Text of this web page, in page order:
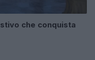
che conquista